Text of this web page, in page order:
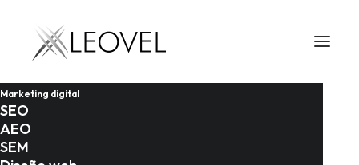
Marketing digital
SEO
AEO
SEM